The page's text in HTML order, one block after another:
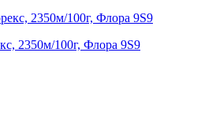
2350м/100г, Флора 9S9